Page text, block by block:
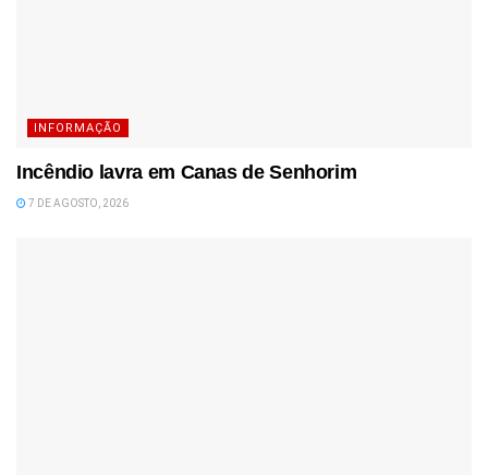
INFORMAÇÃO
Incêndio lavra em Canas de Senhorim
7 DE AGOSTO, 2026